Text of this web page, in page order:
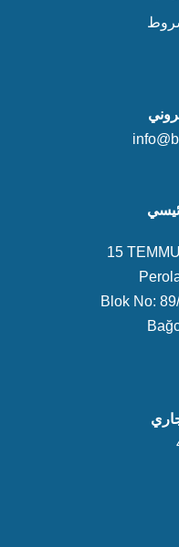
15
Blok No: